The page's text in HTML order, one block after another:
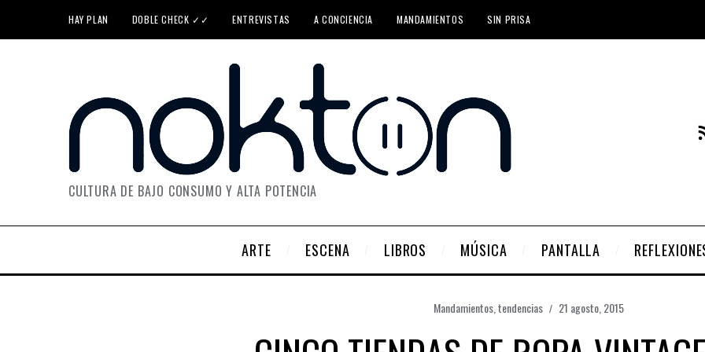
HAY PLAN DOBLE CHECK ✓✓ ENTREVISTAS A CONCIENCIA MANDAMIENTOS SIN PRISA
CULTURA DE BAJO CONSUMO Y ALTA POTENCIA
ARTE ESCENA LIBROS MÚSICA PANTALLA
Mandamientos tendencias 21 agosto, 2015